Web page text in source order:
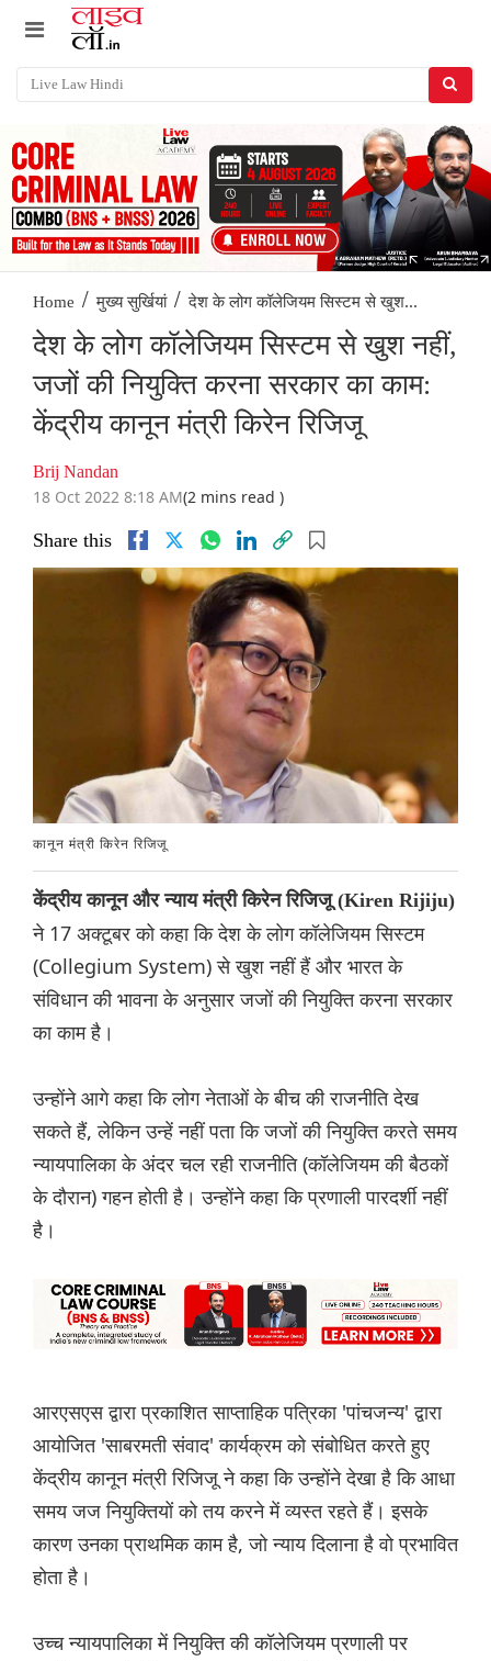
Home / मुख्य सुर्खियां / देश के लोग कॉलेजियम सिस्टम से खुश...
देश के लोग कॉलेजियम सिस्टम से खुश नहीं,
जजों की नियुक्ति करना सरकार का काम:
केंद्रीय कानून मंत्री किरेन रिजिजू
Brij Nandan
18 Oct 2022 8:18 AM(2 mins read )
Share this
कानून मंत्री किरेन रिजिजू
केंद्रीय कानून और न्याय मंत्री किरेन रिजिजू (Kiren Rijiju)
ने 17 अक्टूबर को कहा कि देश के लोग कॉलेजियम सिस्टम
(Collegium System) से खुश नहीं हैं और भारत के
संविधान की भावना के अनुसार जजों की नियुक्ति करना सरकार
का काम है।
उन्होंने आगे कहा कि लोग नेताओं के बीच की राजनीति देख
सकते हैं, लेकिन उन्हें नहीं पता कि जजों की नियुक्ति करते समय
न्यायपालिका के अंदर चल रही राजनीति (कॉलेजियम की बैठकों
के दौरान) गहन होती है। उन्होंने कहा कि प्रणाली पारदर्शी नहीं
है।
आरएसएस द्वारा प्रकाशित साप्ताहिक पत्रिका 'पांचजन्य' द्वारा
आयोजित 'साबरमती संवाद' कार्यक्रम को संबोधित करते हुए
केंद्रीय कानून मंत्री रिजिजू ने कहा कि उन्होंने देखा है कि आधा
समय जज नियुक्तियों को तय करने में व्यस्त रहते हैं। इसके
कारण उनका प्राथमिक काम है, जो न्याय दिलाना है वो प्रभावित
होता है।
उच्च न्यायपालिका में नियुक्ति की कॉलेजियम प्रणाली पर